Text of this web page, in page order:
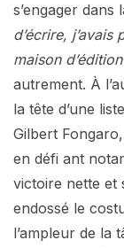
s’engager dans
d’écrire,
maison
autrement. À
la tête d’une
Gilbert
en défi ant
victoire nette et
endossé le
l’ampleur de la